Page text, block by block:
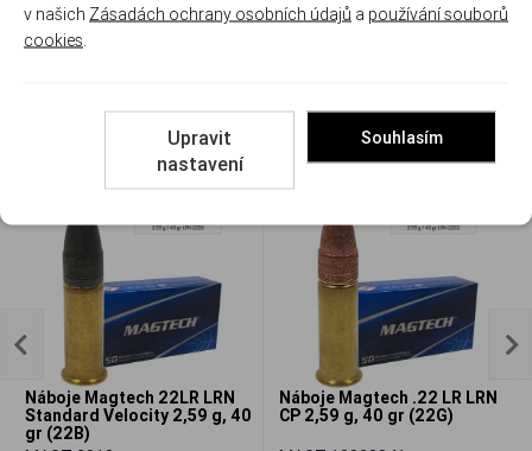
Délka hlavně:
Související
Náboje Magtech 22LR LRN
Standard Velocity 2,59 g, 40
gr (22B)
Náboje Magtech .22 LR LRN
CP 2,59 g, 40 gr (22G)
v našich Zásadách ochrany osobních údajů a používání souborů
cookies
Upravit
nastavení
Souhlasím